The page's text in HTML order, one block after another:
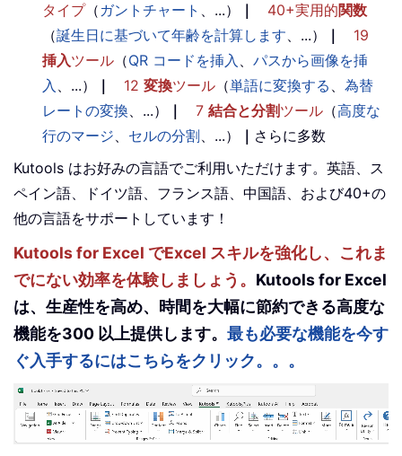
タイプ（ ガントチャート 、...） ｜ 40+実用的関数
（誕生日に基づいて年齢を計算します、...） ｜
19
挿入ツール （QR コードを挿入 、 パスから画像を挿
入 、...） ｜ 12 変換ツール （単語に変換する 、 為替
レートの変換、...） ｜ 7 結合と分割ツール （高度な
行のマージ、 セルの分割、...） ｜ さらに多数
Kutools はお好みの言語でご利用いただけます。英語、ス
ペイン語、ドイツ語、フランス語、中国語、および40+の
他の言語をサポートしています！
Kutools for Excel でExcel スキルを強化し、これま
でにない効率を体験しましょう。 Kutools for Excel
は、生産性を高め、時間を大幅に節約できる高度な
機能を300 以上提供します。 最も必要な機能を今す
ぐ入手するにはこちらをクリック。。。